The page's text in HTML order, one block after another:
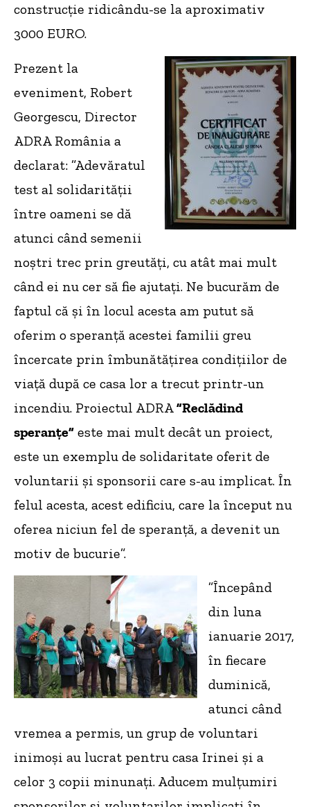
construcție ridicându-se la aproximativ
3000 EURO.
Prezent la
eveniment, Robert
Georgescu, Director
ADRA România a
declarat: ”Adevăratul
test al solidarității
între oameni se dă
atunci când semenii
noștri trec prin greutăți, cu atât mai mult
când ei nu cer să fie ajutați. Ne bucurăm de
faptul că și în locul acesta am putut să
oferim o speranță acestei familii greu
încercate prin îmbunătățirea condițiilor de
viață după ce casa lor a trecut printr-un
incendiu. Proiectul ADRA”Reclădind
speranțe” este mai mult decât un proiect,
este un exemplu de solidaritate oferit de
voluntarii și sponsorii care s-au implicat. În
felul acesta, acest edificiu, care la început nu
oferea niciun fel de speranță, a devenit un
motiv de bucurie”.
”Începând
din luna
ianuarie 2017,
în fiecare
duminică,
atunci când
vremea a permis, un grup de voluntari
inimoși au lucrat pentru casa Irinei și a
celor 3 copii minunați. Aducem mulțumiri